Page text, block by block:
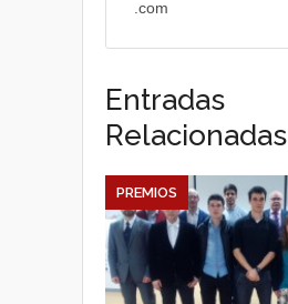
.com
Entradas
Relacionadas
PREMIOS